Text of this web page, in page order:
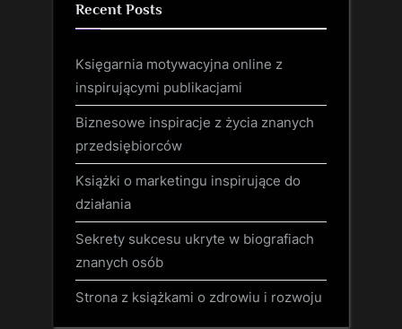
Recent Posts
Księgarnia motywacyjna online z
inspirującymi publikacjami
Biznesowe inspiracje z życia znanych
przedsiębiorców
Książki o marketingu inspirujące do
działania
Sekrety sukcesu ukryte w biografiach
znanych osób
Strona z książkami o zdrowiu i rozwoju